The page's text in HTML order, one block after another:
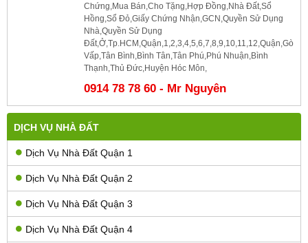
DỊCH VỤ NHÀ ĐẤT
Dịch Vụ Nhà Đất Quận 1
Dịch Vụ Nhà Đất Quận 2
Dịch Vụ Nhà Đất Quận 3
Dịch Vụ Nhà Đất Quận 4
Chứng,Mua Bán,Cho Tặng,Hợp Đồng,Nhà Đất,Sổ
Hồng,Sổ Đỏ,Giấy Chứng Nhận,GCN,Quyền Sử Dụng
Nhà,Quyền Sử Dụng
Đất,Ở,Tp.HCM,Quận,1,2,3,4,5,6,7,8,9,10,11,12,Quận,Gò
Vấp,Tân Bình,Bình Tân,Tân Phú,Phú Nhuận,Bình
Thạnh,Thủ Đức,Huyện Hóc Môn,
0914 78 78 60 - Mr Nguyên